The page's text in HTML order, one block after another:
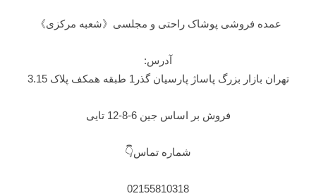
عمده فروشی پوشاک راحتی و مجلسی《شعبه مرکزی》
آدرس:
تهران بازار بزرگ پاساژ پارسیان گذر1 طبقه همکف پلاک 3.15
فروش بر اساس جین 6-8-12 تایی
شماره تماس👇
02155810318